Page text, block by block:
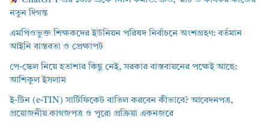
নতুন দিগন্ত
এমপিওভুক্ত শিক্ষকদের ইউনিয়ন পরিষদ নির্বাচনে অংশগ্রহণ: বর্তমান
আইনি বাস্তবতা ও প্রেক্ষাপট
পে-স্কেল নিয়ে হতাশার কিছু নেই, সরকার বাস্তবায়নের পক্ষেই আছে:
আশিকুল ইসলাম
ই-টিন (e-TIN) সার্টিফিকেট বাতিল করবেন কীভাবে? আবেদনপত্র,
প্রয়োজনীয় কাগজপত্র ও পুরো প্রক্রিয়া একনজরে